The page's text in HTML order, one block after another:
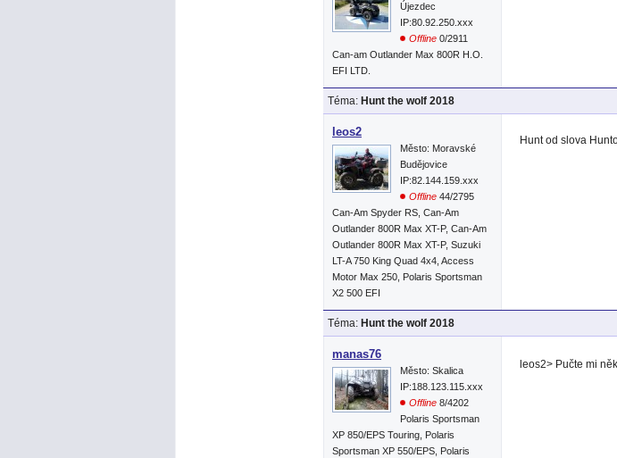
Újezdec
IP:80.92.250.xxx
Offline 0/2911
Can-am Outlander Max 800R H.O.
EFI LTD.
Téma: Hunt the wolf 2018
leos2
Město: Moravské
Budějovice
IP:82.144.159.xxx
Offline 44/2795
Can-Am Spyder RS, Can-Am
Outlander 800R Max XT-P, Can-Am
Outlander 800R Max XT-P, Suzuki
LT-A 750 King Quad 4x4, Access
Motor Max 250, Polaris Sportsman
X2 500 EFI
Hunt od slova
Téma: Hunt the wolf 2018
manas76
Město: Skalica
IP:188.123.115.xxx
Offline 8/4202
Polaris Sportsman
XP 850/EPS Touring, Polaris
Sportsman XP 550/EPS, Polaris
leos2> Pučte mi